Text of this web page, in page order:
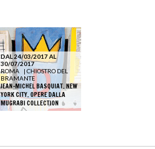
DAL 24/03/2017 AL
30/07/2017
ROMA
| CHIOSTRO DEL
BRAMANTE
JEAN-MICHEL BASQUIAT. NEW
YORK CITY. OPERE DALLA
MUGRABI COLLECTION